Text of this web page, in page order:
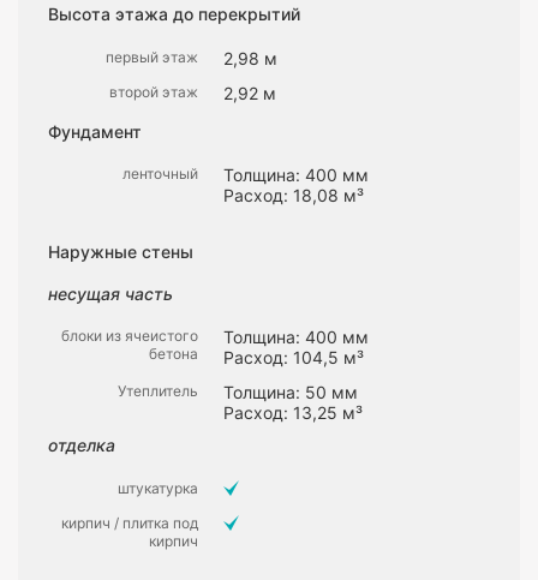
Высота этажа до перекрытий
первый этаж 2,98 м
второй этаж
2,92 м
Фундамент
ленточный
Толщина: 400 мм
Расход: 18,08 м³
Наружные стены
несущая часть
блоки из ячеистого
бетона
Толщина: 400 мм
Расход: 104,5 м³
Утеплитель
Толщина: 50 мм
Расход: 13,25 м³
отделка
штукатурка
кирпич / плитка под
кирпич